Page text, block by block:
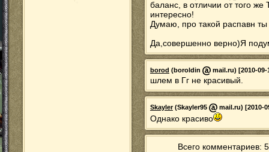
баланс, в отличии от того
интересно!
Думаю, про такой распавн ты
Да,совершенно верно)Я
borod (boroldin mail.ru) [2010-09-
шлем в Гг не красивый.
Skayler(Skayler95 mail.ru) [2010-
Однако красиво
Всего комментариев: